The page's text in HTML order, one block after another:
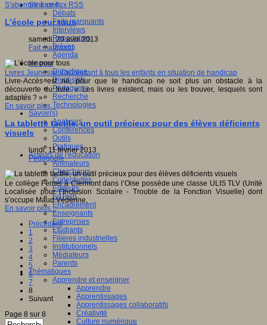
S'informer
Débats
Faits marquants
Interviews
Reportages
Brèves
Agenda
Innover
Didactique
Dispositifs
Pédagogie
Recherche
Technologies
Savoir(s)
Analyses
Conférences
Outils
Pratiques
Acteurs de l'éducation
Animateurs
Chercheurs
Collectivités
Editeurs
EdTech
Encadrement
Enseignants
Entreprises
Etudiants
Filières industrielles
Institutionnels
Médiateurs
Parents
Thématiques
Apprendre et enseigner
Apprendre
Apprentissages
Apprentissages collaboratifs
Créativité
Culture numérique
S'abonner à ce flux RSS
L’école pour tous
samedi, 20 avril 2013
Fait marquant
Livres Jeunesse s’adressant à tous les enfants en situation de handicap
Livre-Accès est né, pour que le handicap ne soit plus un obstacle à la
découverte du livre. « Les livres existent, mais ou les trouver, lesquels sont
adaptés ? »
En savoir plus...
La tablette tactile, un outil précieux pour des élèves déficients
visuels
lundi, 11 février 2013
Pédagogie
Le collège Fernel à Clermont dans l’Oise possède une classe ULIS TLV (Unité
Localisée pour l’Inclusion Scolaire - Trouble de la Fonction Visuelle) dont
s’occupe Maud Védérine,
En savoir plus...
Précédent
1
2
3
4
5
6
7
8
Suivant
Page 8 sur 8